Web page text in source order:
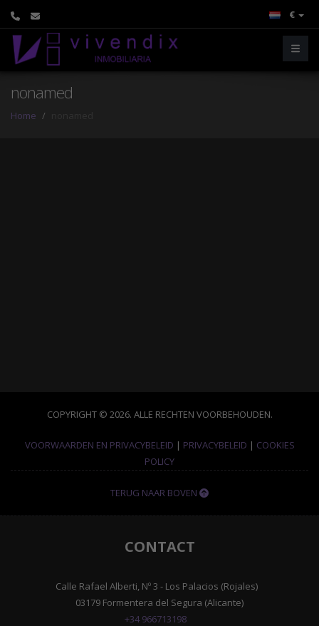
€
nonamed
Home
COPYRIGHT © 2026. ALLE RECHTEN VOORBEHOUDEN.
VOORWAARDEN EN PRIVACYBELEID | PRIVACYBELEID | COOKIES
POLICY
TERUG NAAR BOVEN
CONTACT
Calle Rafael Alberti, Nº 3 - Los Palacios (Rojales)
03179 Formentera del Segura (Alicante)
+34 966713198